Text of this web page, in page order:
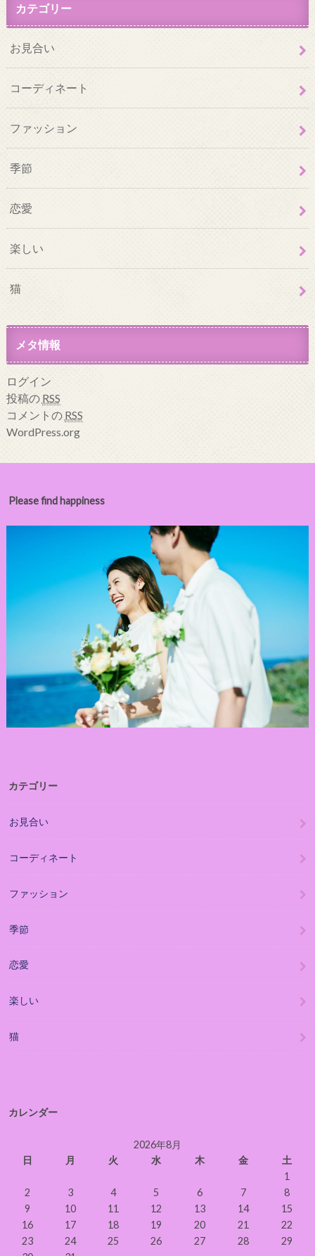
カテゴリー
お見合い
コーディネート
ファッション
季節
恋愛
楽しい
猫
メタ情報
ログイン
投稿の RSS
コメントの RSS
WordPress.org
Please find happiness
カテゴリー
お見合い
コーディネート
ファッション
季節
恋愛
楽しい
猫
カレンダー
2026年8月
日
月 火 水 木 金
土
1
2
3 4 5 6 7
8
9
10 11 12 13 14
15
16
17 18 19 20 21
22
23
24 25 26 27 28
29